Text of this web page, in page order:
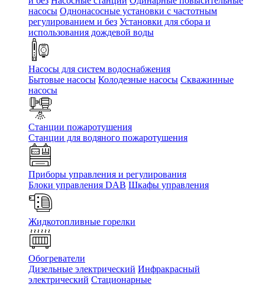
насосы Однонасосные установки с частотным
регулированием и без Установки для сбора и
использования дождевой воды
Насосы для систем водоснабжения
Бытовые насосы Колодезные насосы Скважинные
насосы
Станции пожаротушения
Станции для водяного пожаротушения
Приборы управления и регулирования
Блоки управления DAB Шкафы управления
Жидкотопливные горелки
Обогреватели
Дизельные электрический Инфракрасный
электрический Стационарные